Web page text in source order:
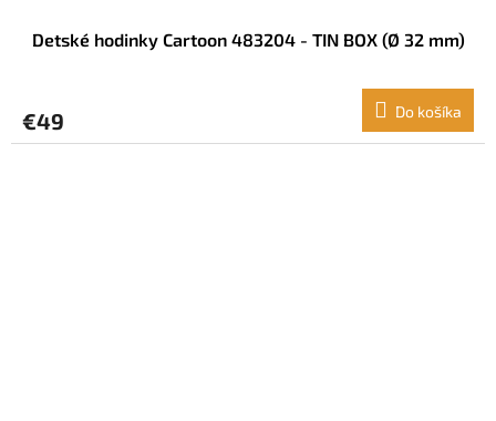
Detské hodinky Cartoon 483204 - TIN BOX (Ø 32 mm)
€49 Do košíka